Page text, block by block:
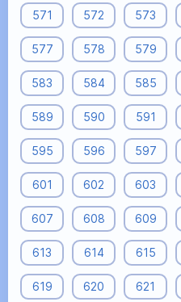
571 572 573
577 578 579
583 584 585
589 590 591
595 596 597
601 602 603
607 608 609
613 614 615
619 620 621